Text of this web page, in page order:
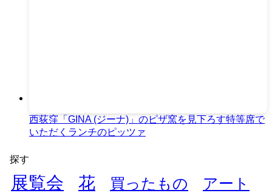
西荻窪「GINA (ジーナ)」のピザ窯を見下ろす特等席で
いただくランチのピッツァ
探す
展覧会 花 買ったもの アート